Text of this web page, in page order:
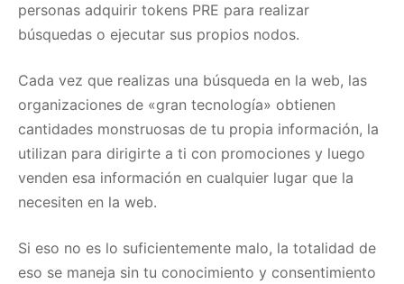
personas adquirir tokens PRE para realizar
búsquedas o ejecutar sus propios nodos.
Cada vez que realizas una búsqueda en la web, las
organizaciones de «gran tecnología» obtienen
cantidades monstruosas de tu propia información, la
utilizan para dirigirte a ti con promociones y luego
venden esa información en cualquier lugar que la
necesiten en la web.
Si eso no es lo suficientemente malo, la totalidad de
eso se maneja sin tu conocimiento y consentimiento